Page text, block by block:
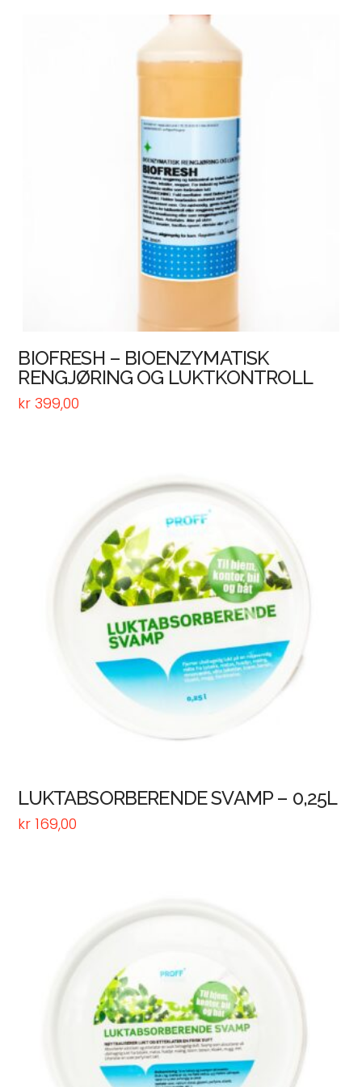
BIOFRESH – BIOENZYMATISK
RENGJØRING OG LUKTKONTROLL
kr 399,00
LUKTABSORBERENDE SVAMP – 0,25L
kr 169,00